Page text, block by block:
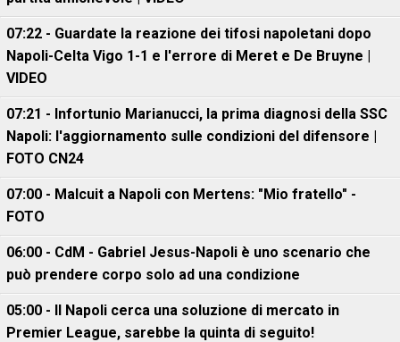
07:22 - Guardate la reazione dei tifosi napoletani dopo
Napoli-Celta Vigo 1-1 e l'errore di Meret e De Bruyne |
VIDEO
07:21 - Infortunio Marianucci, la prima diagnosi della SSC
Napoli: l'aggiornamento sulle condizioni del difensore |
FOTO CN24
07:00 - Malcuit a Napoli con Mertens: "Mio fratello" -
FOTO
06:00 - CdM - Gabriel Jesus-Napoli è uno scenario che
può prendere corpo solo ad una condizione
05:00 - Il Napoli cerca una soluzione di mercato in
Premier League, sarebbe la quinta di seguito!